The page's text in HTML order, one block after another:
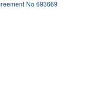
No 693669